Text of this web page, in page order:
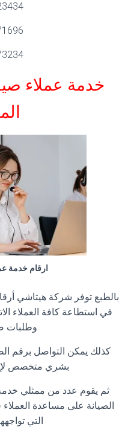
خدمة عملاء
ارقام خدمة
بالطبع توفر شركة هيتاشي
في استطاعة كافة العملاء
وطلبات
كذلك يمكن التواصل برقم
بشري متخصص
ثم يقوم عدد من ممثلي
الصيانة على مساعدة
التي